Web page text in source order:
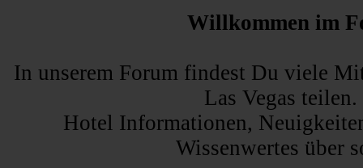
Willkommen im
In unserem Forum findest Du viele
Las Vegas
Hotel Informationen,
Wissenwertes über